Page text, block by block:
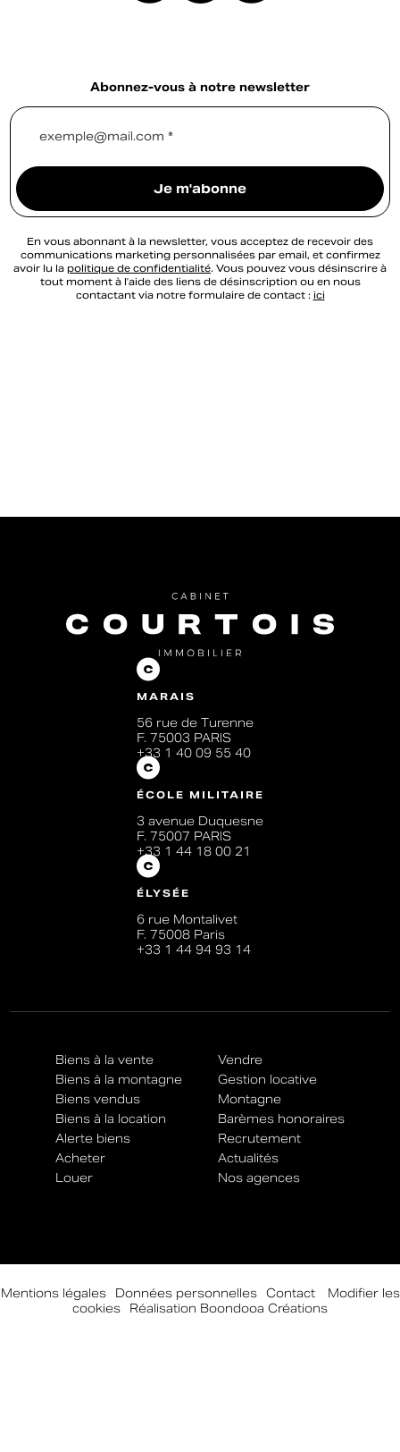
Abonnez-vous à notre newsletter
exemple@mail.com *
Je m'abonne
En vous abonnant à la newsletter, vous acceptez de recevoir des
communications marketing personnalisées par email, et confirmez
avoir lu la politique de confidentialité. Vous pouvez vous désinscrire à
tout moment à l’aide des liens de désinscription ou en nous
contactant via notre formulaire de contact : ici
MARAIS
56 rue de Turenne
F. 75003 PARIS
+33 1 40 09 55 40
ÉCOLE MILITAIRE
3 avenue Duquesne
F. 75007 PARIS
+33 1 44 18 00 21
ÉLYSÉE
6 rue Montalivet
F. 75008 Paris
+33 1 44 94 93 14
Biens à la vente
Biens à la montagne
Biens vendus
Biens à la location
Alerte biens
Acheter
Louer
Vendre
Gestion locative
Montagne
Barèmes honoraires
Recrutement
Actualités
Nos agences
Mentions légales- Données personnelles- Contact-
Modifier les
cookies
Réalisation Boondooa Créations